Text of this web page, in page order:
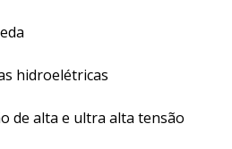
hidroelétricas
de alta e ultra alta tensão